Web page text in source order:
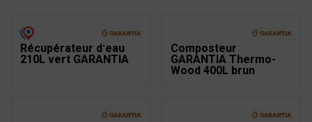
Récupérateur d'eau
210L vert GARANTIA
Composteur
GARANTIA Thermo-
Wood 400L brun